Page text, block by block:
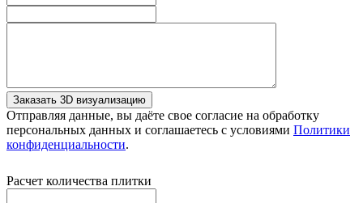
Заказать 3D визуализацию
Отправляя данные, вы даёте свое согласие на обработку
персональных данных и соглашаетесь с условиями Политики
конфиденциальности.
Расчет количества плитки